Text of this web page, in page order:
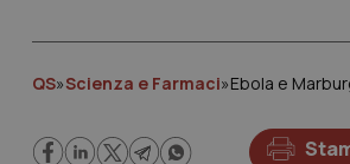
QS»Scienza e Farmaci»Ebola e